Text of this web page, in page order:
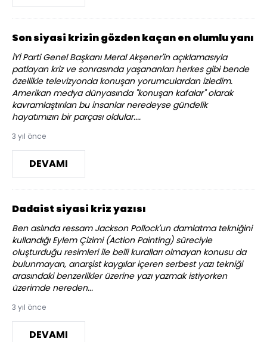
Son siyasi krizin gözden kaçan en olumlu yanı
İYİ Parti Genel Başkanı Meral Akşener'in açıklamasıyla
patlayan kriz ve sonrasında yaşananları herkes gibi bende
özellikle televizyonda konuşan yorumculardan izledim.
Amerikan medya dünyasında "konuşan kafalar" olarak
kavramlaştırılan bu insanlar neredeyse gündelik
hayatımızın bir parçası oldular....
3 yıl önce
DEVAMI
Dadaist siyasi kriz yazısı
Ben aslında ressam Jackson Pollock'un damlatma tekniğini
kullandığı Eylem Çizimi (Action Painting) süreciyle
oluşturduğu resimleri ile belli kuralları olmayan konusu da
bulunmayan, anarşist kaygılar içeren serbest yazı tekniği
arasındaki benzerlikler üzerine yazı yazmak istiyorken
üzerimde nereden...
3 yıl önce
DEVAMI